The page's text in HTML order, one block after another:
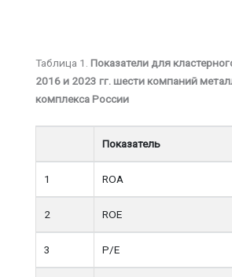
Таблица 1. Показатели для
2016 и 2023 гг. шести компаний
комплекса России
Показатель
1 ROA
2 ROE
3 P/E